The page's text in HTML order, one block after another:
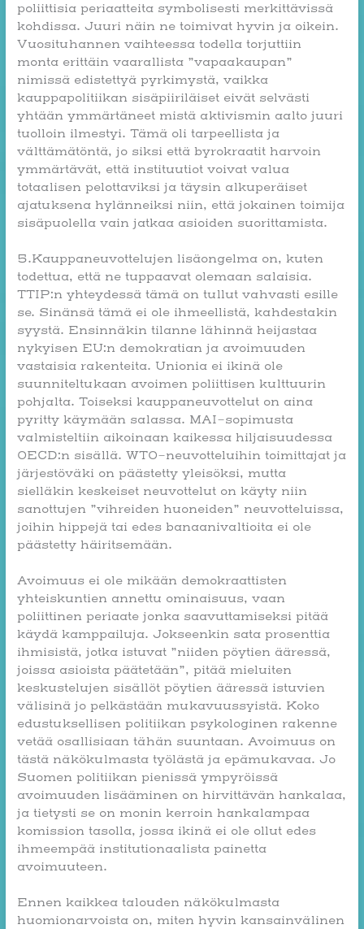
poliittisia periaatteita symbolisesti merkittävissä
kohdissa. Juuri näin ne toimivat hyvin ja oikein.
Vuosituhannen vaihteessa todella torjuttiin
monta erittäin vaarallista ”vapaakaupan”
nimissä edistettyä pyrkimystä, vaikka
kauppapolitiikan sisäpiiriläiset eivät selvästi
yhtään ymmärtäneet mistä aktivismin aalto juuri
tuolloin ilmestyi. Tämä oli tarpeellista ja
välttämätöntä, jo siksi että byrokraatit harvoin
ymmärtävät, että instituutiot voivat valua
totaalisen pelottaviksi ja täysin alkuperäiset
ajatuksena hylänneiksi niin, että jokainen toimija
sisäpuolella vain jatkaa asioiden suorittamista.
5.Kauppaneuvottelujen lisäongelma on, kuten
todettua, että ne tuppaavat olemaan salaisia.
TTIP:n yhteydessä tämä on tullut vahvasti esille
se. Sinänsä tämä ei ole ihmeellistä, kahdestakin
syystä. Ensinnäkin tilanne lähinnä heijastaa
nykyisen EU:n demokratian ja avoimuuden
vastaisia rakenteita. Unionia ei ikinä ole
suunniteltukaan avoimen poliittisen kulttuurin
pohjalta. Toiseksi kauppaneuvottelut on aina
pyritty käymään salassa. MAI-sopimusta
valmisteltiin aikoinaan kaikessa hiljaisuudessa
OECD:n sisällä. WTO-neuvotteluihin toimittajat ja
järjestöväki on päästetty yleisöksi, mutta
sielläkin keskeiset neuvottelut on käyty niin
sanottujen ”vihreiden huoneiden” neuvotteluissa,
joihin hippejä tai edes banaanivaltioita ei ole
päästetty häiritsemään.
Avoimuus ei ole mikään demokraattisten
yhteiskuntien annettu ominaisuus, vaan
poliittinen periaate jonka saavuttamiseksi pitää
käydä kamppailuja. Jokseenkin sata prosenttia
ihmisistä, jotka istuvat ”niiden pöytien ääressä,
joissa asioista päätetään”, pitää mieluiten
keskustelujen sisällöt pöytien ääressä istuvien
välisinä jo pelkästään mukavuussyistä. Koko
edustuksellisen politiikan psykologinen rakenne
vetää osallisiaan tähän suuntaan. Avoimuus on
tästä näkökulmasta työlästä ja epämukavaa. Jo
Suomen politiikan pienissä ympyröissä
avoimuuden lisääminen on hirvittävän hankalaa,
ja tietysti se on monin kerroin hankalampaa
komission tasolla, jossa ikinä ei ole ollut edes
ihmeempää institutionaalista painetta
avoimuuteen.
Ennen kaikkea talouden näkökulmasta
huomionarvoista on, miten hyvin kansainvälinen